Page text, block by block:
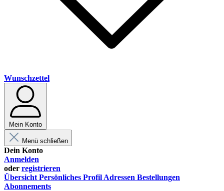
Wunschzettel
Mein Konto
Menü schließen
Dein Konto
Anmelden
oder registrieren
Übersicht Persönliches Profil Adressen Bestellungen
Abonnements